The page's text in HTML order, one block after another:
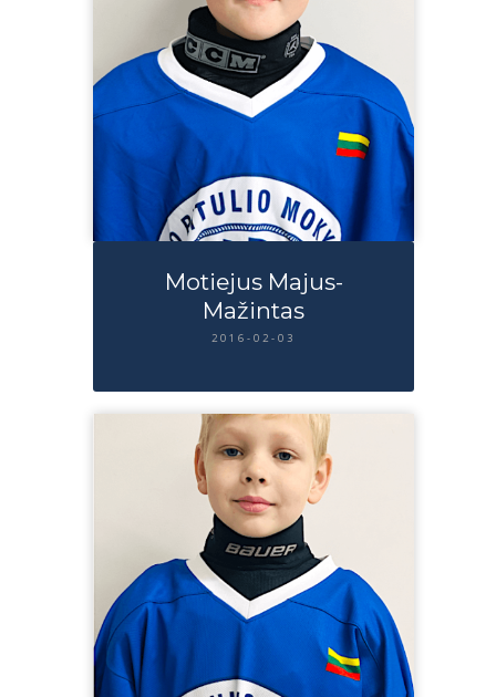
Motiejus Majus-
Mažintas
2016-02-03